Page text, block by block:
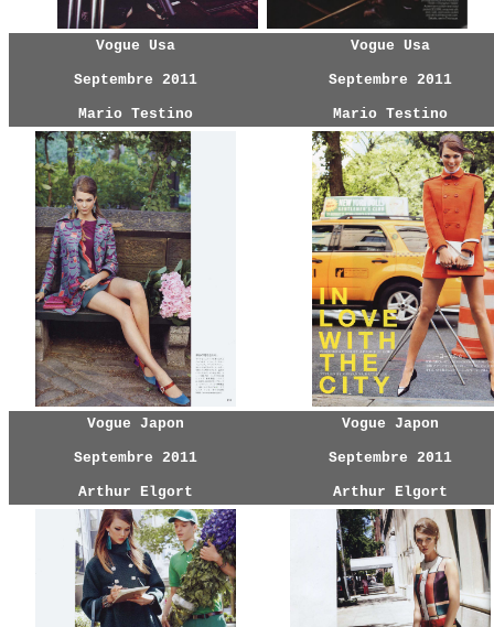
Vogue Usa
Septembre 2011
Mario Testino
Vogue Usa
Septembre 2011
Mario Testino
Vogue Japon
Septembre 2011
Arthur Elgort
Vogue Japon
Septembre 2011
Arthur Elgort